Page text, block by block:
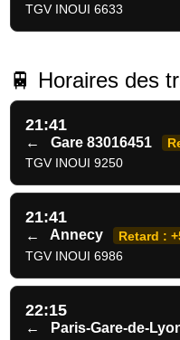
TGV INOUI 6633
🚆 Horaires des
21:41
← Gare 83016451
TGV INOUI 9250
21:41
← Annecy
Retard :
TGV INOUI 6986
22:15
← Paris-Gare-de-